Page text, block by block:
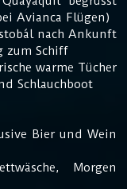
Avianca Flügen)
nach Ankunft
zum Schiff
warme Tücher
Schlauchboot
Bier und Wein
Morgen